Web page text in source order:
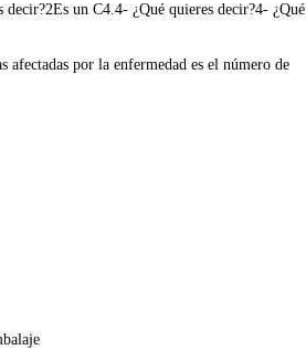
un C4.4- ¿Qué quieres decir?4- ¿Qué
afectadas por la enfermedad es el número de